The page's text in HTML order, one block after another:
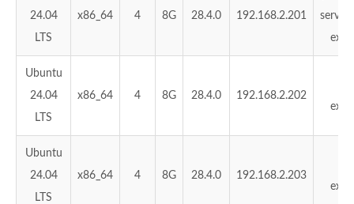
24.04
LTS
x86_64 4 8G 28.4.0 192.168.2.201
Ubuntu
24.04
LTS
x86_64 4 8G 28.4.0 192.168.2.202
Ubuntu
24.04
LTS
x86_64 4 8G 28.4.0 192.168.2.203